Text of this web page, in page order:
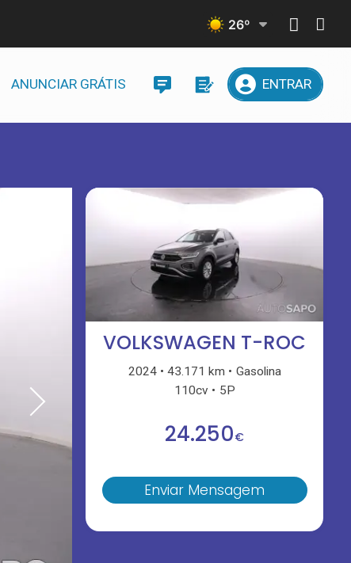
26º
ANUNCIAR GRÁTIS ENTRAR
VOLKSWAGEN T-ROC
2024 43.171 km
Gasolina
110cv
5P
24.250€
Enviar Mensagem